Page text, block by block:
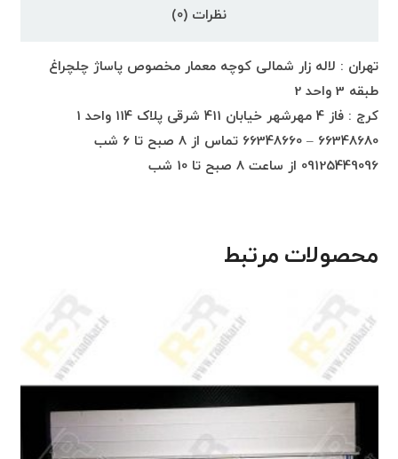
نظرات (0)
تهران : لاله زار شمالی کوچه معمار مخصوص پاساژ چلچراغ
طبقه 3 واحد 2
کرج : فاز 4 مهرشهر خیابان 411 شرقی پلاک 114 واحد 1
66348680 – 66348660 تماس از 8 صبح تا 6 شب
09125449096 از ساعت 8 صبح تا 10 شب
محصولات مرتبط